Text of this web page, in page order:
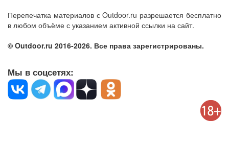
Перепечатка материалов с Outdoor.ru разрешается бесплатно
в любом объёме с указанием активной ссылки на сайт.
© Outdoor.ru 2016-2026. Все права зарегистрированы.
Мы в соцсетях: